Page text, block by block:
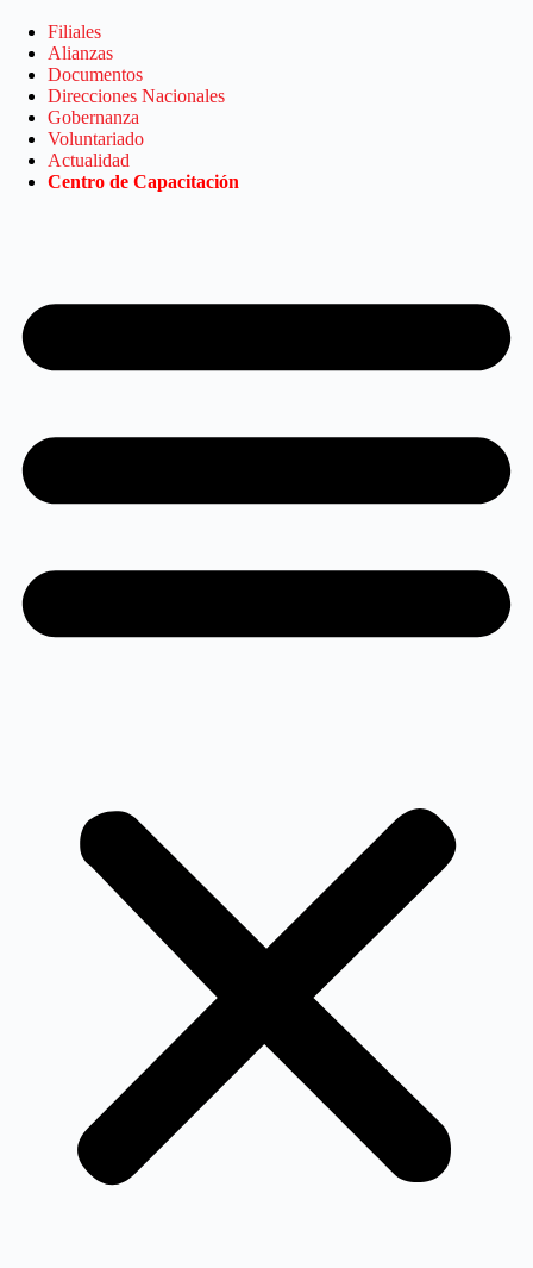
contenido
Filiales
Alianzas
Documentos
Direcciones Nacionales
Gobernanza
Voluntariado
Actualidad
Centro de Capacitación